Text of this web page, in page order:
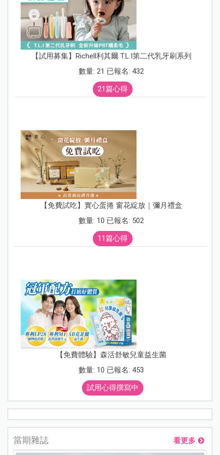
【試用募集】Richell利其爾 T.L.I第二代乳牙刷系列
數量: 21 已報名: 432
21篇心得
【免費試吃】實心蛋捲 窗花綻放｜彌月禮盒
數量: 10 已報名: 502
11篇心得
【免費體驗】森活舒敏兒童益生菌
數量: 10 已報名: 453
試用心得撰寫中
當期雜誌 看更多